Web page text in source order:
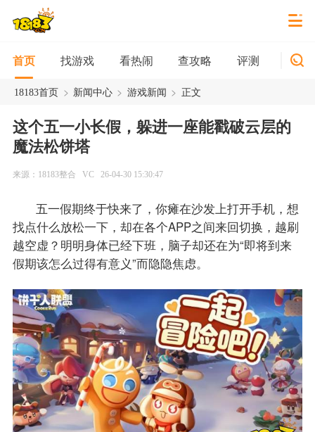
首页 找游戏 看热闹 查攻略 评测 新游
18183首页 > 新闻中心 > 游戏新闻 > 正文
这个五一小长假，躲进一座能戳破云层的
魔法松饼塔
来源：18183整合 VC 26-04-30 15:30:47
五一假期终于快来了，你瘫在沙发上打开手机，想
找点什么放松一下，却在各个APP之间来回切换，越刷
越空虚？明明身体已经下班，脑子却还在为“即将到来
假期该怎么过得有意义”而隐隐焦虑。